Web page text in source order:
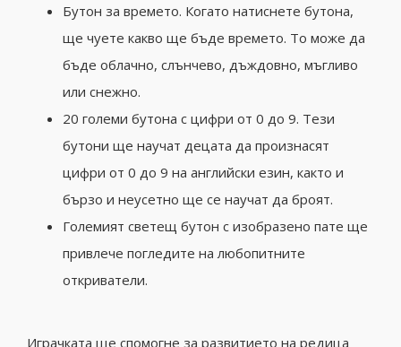
Бутон за времето. Когато натиснете бутона,
ще чуете какво ще бъде времето. То може да
бъде облачно, слънчево, дъждовно, мъгливо
или снежно.
20 големи бутона с цифри от 0 до 9. Тези
бутони ще научат децата да произнасят
цифри от 0 до 9 на английски езин, както и
бързо и неусетно ще се научат да броят.
Големият светещ бутон с изобразено пате ще
привлече погледите на любопитните
откриватели.
Играчката ще спомогне за развитието на редица